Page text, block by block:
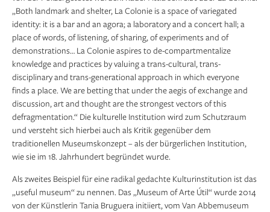
„Both landmark and shelter, La Colonie is a space of variegated
identity: it is a bar and an agora; a laboratory and a concert hall; a
place of words, of listening, of sharing, of experiments and of
demonstrations… La Colonie aspires to de-compartmentalize
knowledge and practices by valuing a trans-cultural, trans-
disciplinary and trans-generational approach in which everyone
finds a place. We are betting that under the aegis of exchange and
discussion, art and thought are the strongest vectors of this
defragmentation.“ Die kulturelle Institution wird zum Schutzraum
und versteht sich hierbei auch als Kritik gegenüber dem
traditionellen Museumskonzept – als der bürgerlichen Institution,
wie sie im 18. Jahrhundert begründet wurde.
Als zweites Beispiel für eine radikal gedachte Kulturinstitution ist das
„useful museum“ zu nennen. Das „Museum of Arte Útil“ wurde 2014
von der Künstlerin Tania Bruguera initiiert, vom Van Abbemuseum